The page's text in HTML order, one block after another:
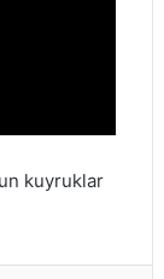
kuyruklar